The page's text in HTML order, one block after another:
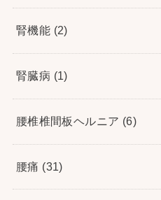
腎機能 (2)
腎臓病 (1)
腰椎椎間板ヘルニア (6)
腰痛 (31)